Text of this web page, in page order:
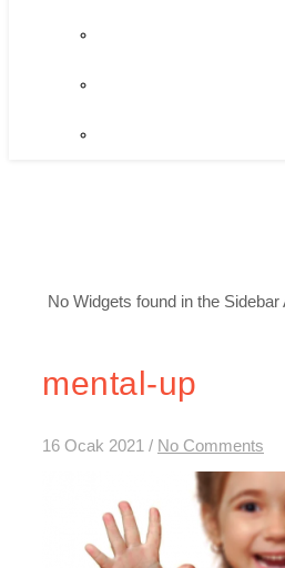
No Widgets found in the Sidebar
mental-up
16 Ocak 2021 / No Comments